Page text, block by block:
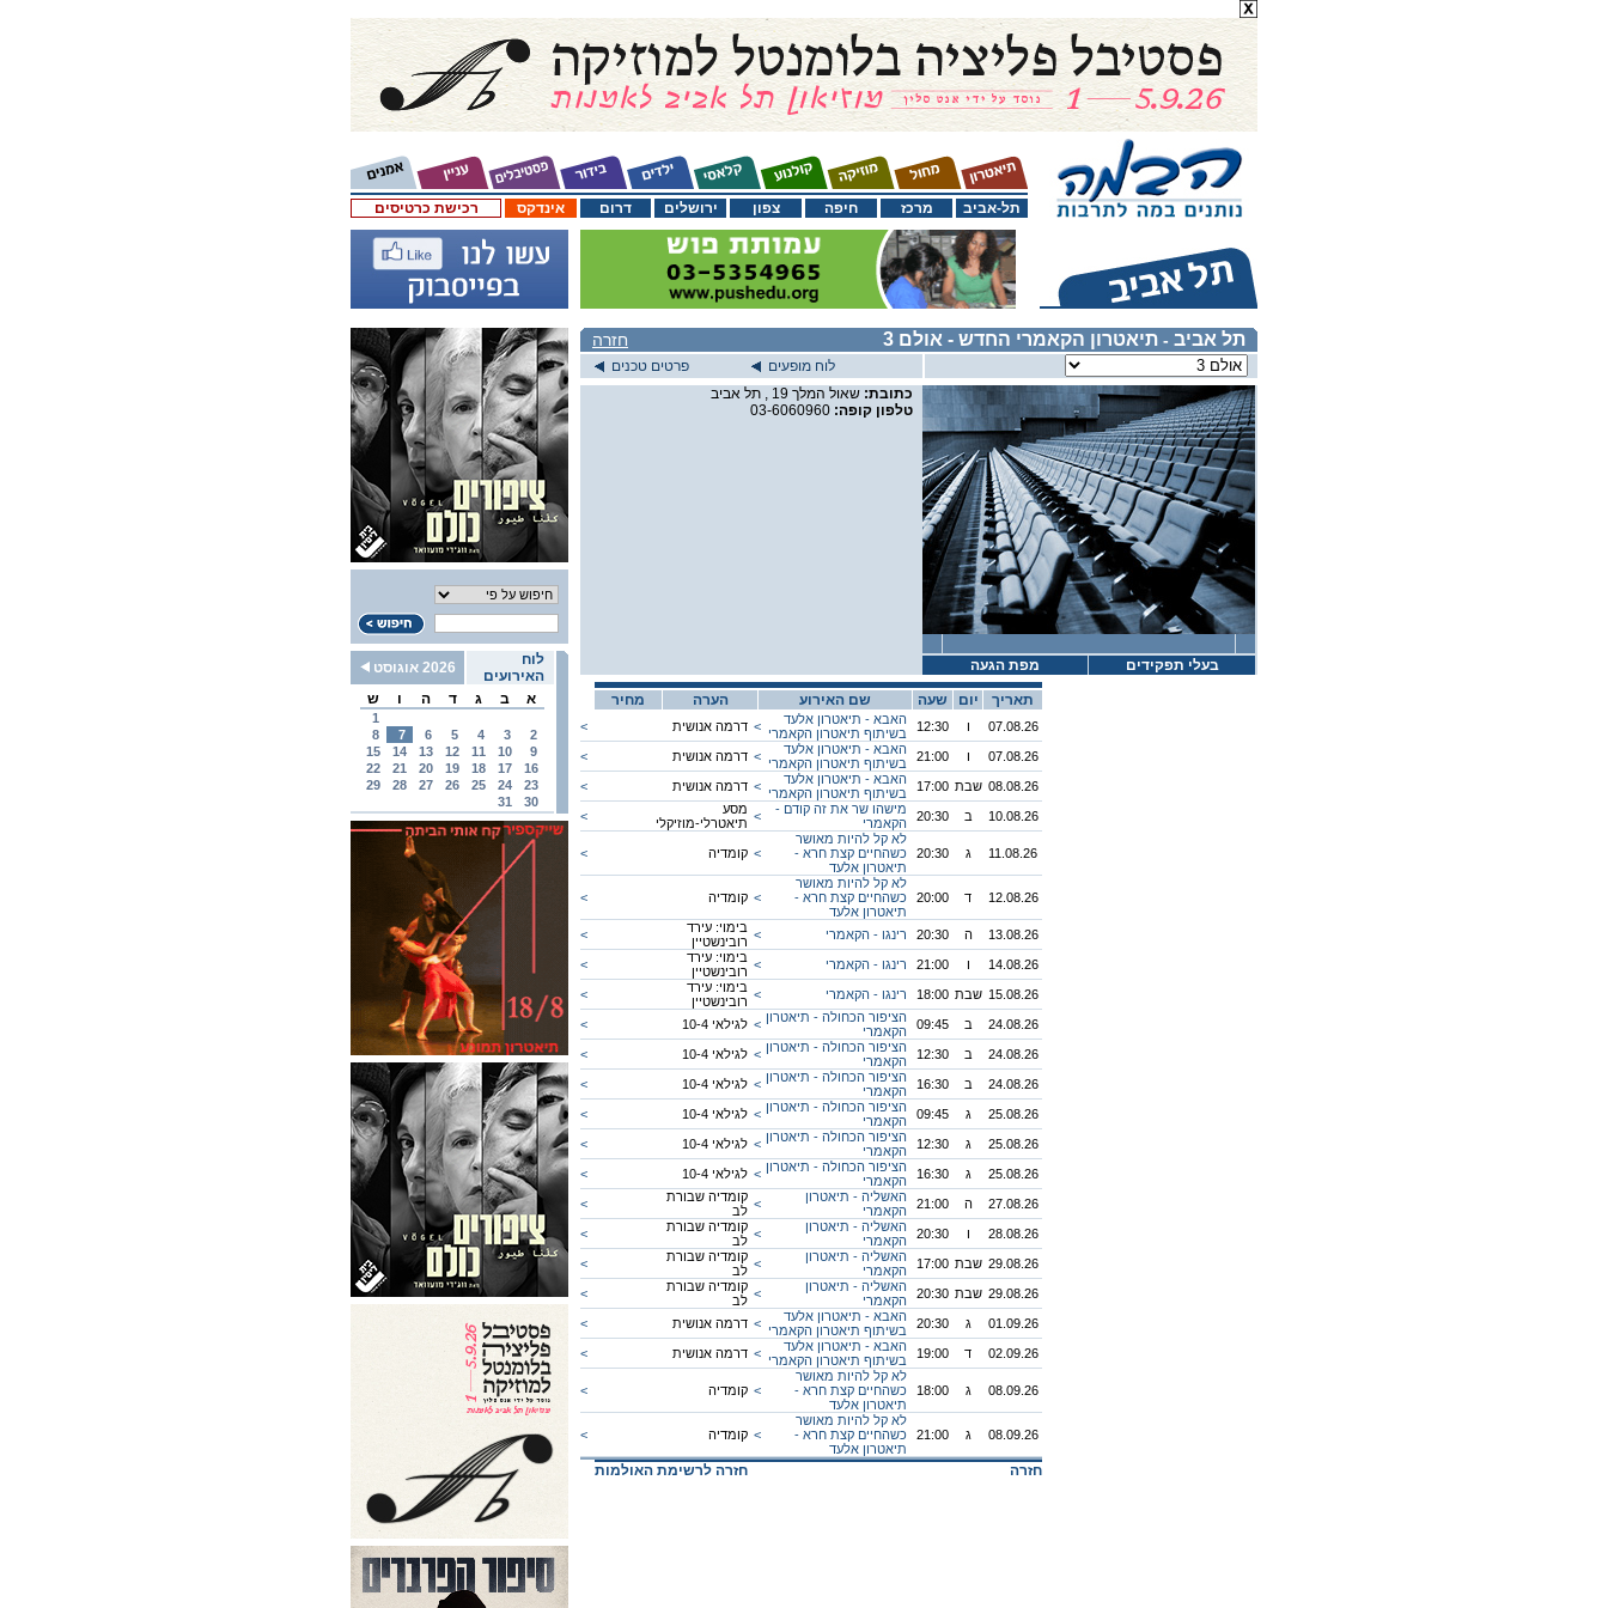
רכישת כרטיסים אינדקס דרום ירושלים צפון חיפה מרכז תל-אביב
לוח
האירועים
2026 אוגוסט
א
ב ג ד ה ו ש
1
2
3
4
5
6
7
8
9
10
11
12
13
14
15
16
17
18
19
20
21
22
23
24
25
26
27
28
29
30
31
חזרה תל אביב - תיאטרון הקאמרי החדש - אולם 3
פרטים טכנים
לוח מופעים
כתובת: שאול המלך 19 , תל אביב
טלפון קופה: 03-6060960
מפת הגעה בעלי תפקידים
מחיר הערה שם האירוע שעה יום תאריך
< דרמה אנושית <
האבא - תיאטרון אלעד
בשיתוף תיאטרון הקאמרי
12:30 ו 07.08.26
< דרמה אנושית <
האבא - תיאטרון אלעד
בשיתוף תיאטרון הקאמרי
21:00 ו 07.08.26
< דרמה אנושית <
האבא - תיאטרון אלעד
בשיתוף תיאטרון הקאמרי
17:00 שבת 08.08.26
<
מסע
תיאטרלי-מוזיקלי <
מישהו שר את זה קודם -
הקאמרי
20:30 ב 10.08.26
< קומדיה <
לא קל להיות מאושר
כשהחיים קצת חרא -
תיאטרון אלעד
20:30 ג 11.08.26
< קומדיה <
לא קל להיות מאושר
כשהחיים קצת חרא -
תיאטרון אלעד
20:00 ד 12.08.26
<
בימוי: עירד
רובינשטיין < רינגו - הקאמרי 20:30 ה 13.08.26
<
בימוי: עירד
רובינשטיין < רינגו - הקאמרי 21:00 ו 14.08.26
<
בימוי: עירד
רובינשטיין < רינגו - הקאמרי 18:00 שבת 15.08.26
< לגילאי 10-4 < הציפור הכחולה - תיאטרון
הקאמרי
09:45 ב 24.08.26
< לגילאי 10-4 < הציפור הכחולה - תיאטרון
הקאמרי
12:30 ב 24.08.26
< לגילאי 10-4 < הציפור הכחולה - תיאטרון
הקאמרי
16:30 ב 24.08.26
< לגילאי 10-4 < הציפור הכחולה - תיאטרון
הקאמרי
09:45 ג 25.08.26
< לגילאי 10-4 < הציפור הכחולה - תיאטרון
הקאמרי
12:30 ג 25.08.26
< לגילאי 10-4 < הציפור הכחולה - תיאטרון
הקאמרי
16:30 ג 25.08.26
<
קומדיה שבורת
לב <
האשליה - תיאטרון
הקאמרי
21:00 ה 27.08.26
<
קומדיה שבורת
לב <
האשליה - תיאטרון
הקאמרי
20:30 ו 28.08.26
<
קומדיה שבורת
לב <
האשליה - תיאטרון
הקאמרי
17:00 שבת 29.08.26
<
קומדיה שבורת
לב <
האשליה - תיאטרון
הקאמרי
20:30 שבת 29.08.26
< דרמה אנושית <
האבא - תיאטרון אלעד
בשיתוף תיאטרון הקאמרי
20:30 ג 01.09.26
< דרמה אנושית <
האבא - תיאטרון אלעד
בשיתוף תיאטרון הקאמרי
19:00 ד 02.09.26
< קומדיה <
לא קל להיות מאושר
כשהחיים קצת חרא -
תיאטרון אלעד
18:00 ג 08.09.26
< קומדיה <
לא קל להיות מאושר
כשהחיים קצת חרא -
תיאטרון אלעד
21:00 ג 08.09.26
חזרה חזרה לרשימת האולמות